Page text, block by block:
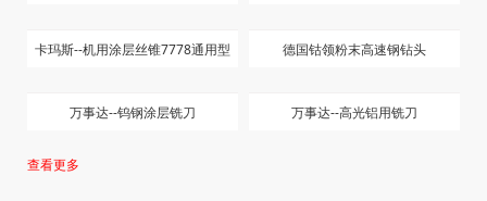
卡玛斯--机用涂层丝锥7778通用型 德国钴领粉末高速钢钻头
万事达--钨钢涂层铣刀 万事达--高光铝用铣刀
查看更多